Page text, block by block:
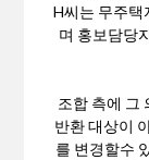
H씨는 무주택
며 홍보담당
조합 측에 그
반환 대상이
를 변경할수